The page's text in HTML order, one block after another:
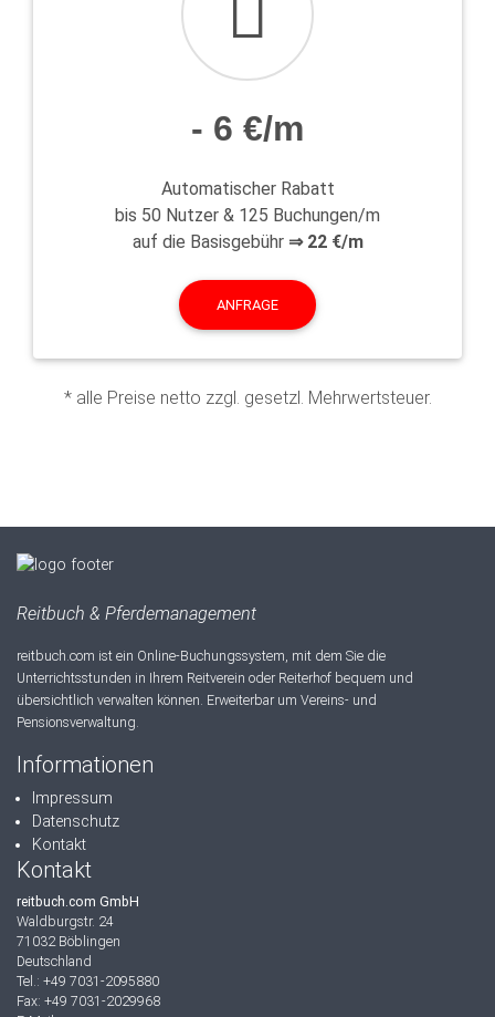
- 6 €/m
Automatischer Rabatt
bis 50 Nutzer & 125 Buchungen/m
auf die Basisgebühr ⇒ 22 €/m
ANFRAGE
* alle Preise netto zzgl. gesetzl. Mehrwertsteuer.
Reitbuch & Pferdemanagement
reitbuch.com ist ein Online-Buchungssystem, mit dem Sie die
Unterrichtsstunden in Ihrem Reitverein oder Reiterhof bequem und
übersichtlich verwalten können. Erweiterbar um Vereins- und
Pensionsverwaltung.
Informationen
Impressum
Datenschutz
Kontakt
Kontakt
reitbuch.com GmbH
Waldburgstr. 24
71032 Böblingen
Deutschland
Tel.: +49 7031-2095880
Fax: +49 7031-2029968